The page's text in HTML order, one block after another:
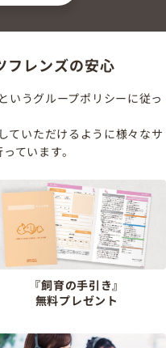
フレンズの安心
いうグループポリシーに従っ
ていただけるように様々なサ
ています。
『飼育の手引き』
無料プレゼント